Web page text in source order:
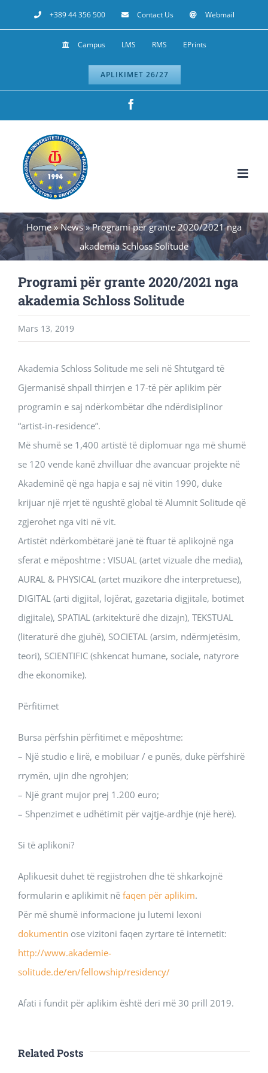
to
+389 44 356 500 Contact Us Webmail
Campus LMS RMS EPrints
APLIKIMET 26/27
Home»News»Programi për grante 2020/2021 nga
akademia Schloss Solitude
Programi për grante 2020/2021 nga
akademia Schloss Solitude
Mars 13, 2019
Akademia Schloss Solitude me seli në Shtutgard të
Gjermanisë shpall thirrjen e 17-të për aplikim për
programin e saj ndërkombëtar dhe ndërdisiplinor
“artist-in-residence”.
Më shumë se 1,400 artistë të diplomuar nga më shumë
se 120 vende kanë zhvilluar dhe avancuar projekte në
Akademinë që nga hapja e saj në vitin 1990, duke
krijuar një rrjet të ngushtë global të Alumnit Solitude që
zgjerohet nga viti në vit.
Artistët ndërkombëtarë janë të ftuar të aplikojnë nga
sferat e mëposhtme : VISUAL (artet vizuale dhe media),
AURAL & PHYSICAL (artet muzikore dhe interpretuese),
DIGITAL (arti digjital, lojërat, gazetaria digjitale, botimet
digjitale), SPATIAL (arkitekturë dhe dizajn), TEKSTUAL
(literaturë dhe gjuhë), SOCIETAL (arsim, ndërmjetësim,
teori), SCIENTIFIC (shkencat humane, sociale, natyrore
dhe ekonomike).
Përfitimet
Bursa përfshin përfitimet e mëposhtme:
– Një studio e lirë, e mobiluar / e punës, duke përfshirë
rrymën, ujin dhe ngrohjen;
– Një grant mujor prej 1.200 euro;
– Shpenzimet e udhëtimit për vajtje-ardhje (një herë).
Si të aplikoni?
Aplikuesit duhet të regjistrohen dhe të shkarkojnë
formularin e aplikimit në faqen për aplikim.
Për më shumë informacione ju lutemi lexoni
dokumentin ose vizitoni faqen zyrtare të internetit:
http://www.akademie-
solitude.de/en/fellowship/residency/
Afati i fundit për aplikim është deri më 30 prill 2019.
Related Posts